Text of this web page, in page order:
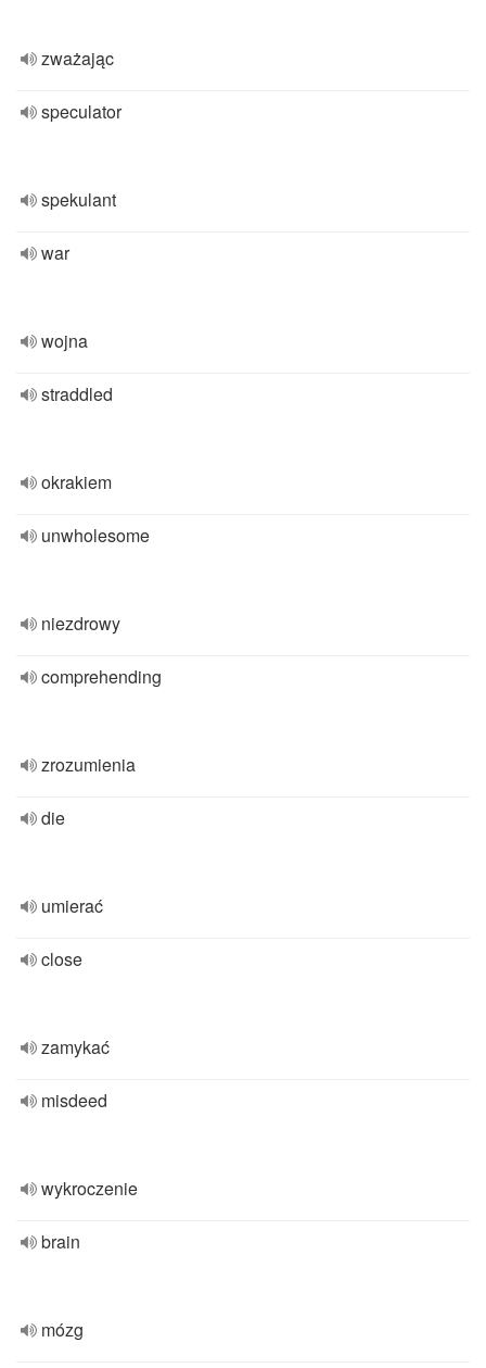
zważając
speculator
spekulant
war
wojna
straddled
okrakiem
unwholesome
niezdrowy
comprehending
zrozumienia
die
umierać
close
zamykać
misdeed
wykroczenie
brain
mózg